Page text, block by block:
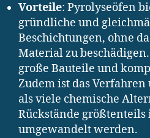
Vorteile: Pyrolyseöfen
gründliche und
Beschichtungen, ohne
Material zu
große Bauteile und
Zudem ist das
als viele chemische
Rückstände größtenteils
umgewandelt werden.